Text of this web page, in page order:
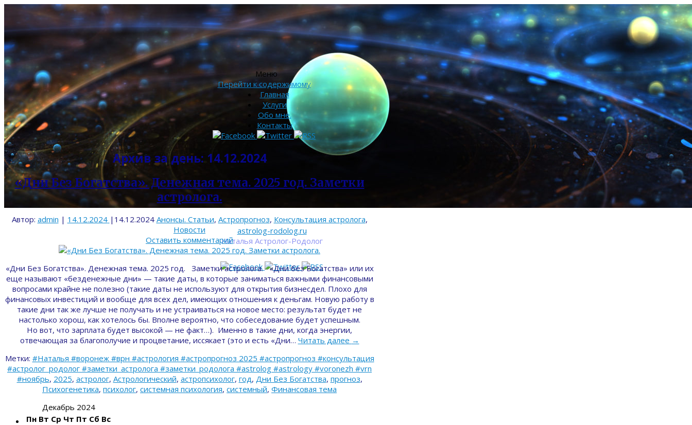
astrolog-rodolog.ru
Наталья Астролог-Родолог
Меню
Перейти к содержимому
Главная
Услуги
Обо мне.
Контакты
Архив за день: 14.12.2024
«Дни Без Богатства». Денежная тема. 2025 год. Заметки
астролога.
Автор: admin | 14.12.2024 | 14.12.2024 Анонсы. Статьи, Астропрогноз, Консультация астролога,
Новости
Оставить комментарий
«Дни Без Богатства». Денежная тема. 2025 год. Заметки астролога. «Дни без Богатства» или их
еще называют «безденежные дни» — такие даты, в которые заниматься важными финансовыми
вопросами крайне не полезно (такие даты не используют для открытия бизнесдел. Плохо для
финансовых инвестиций и вообще для всех дел, имеющих отношения к деньгам. Новую работу в
такие дни так же лучше не получать и не устраиваться на новое место: результат будет не
настолько хорош, как хотелось бы. Вполне вероятно, что собеседование будет успешным.
Но вот, что зарплата будет высокой — не факт…). Именно в такие дни, когда энергии,
отвечающая за благополучие и процветание, иссякает (это и есть «Дни… Читать далее →
Метки: #Наталья #воронеж #врн #астрология #астропрогноз 2025 #астропрогноз #консультация
#астролог_родолог #заметки_астролога #заметки_родолога #astrolog #astrology #voronezh #vrn
#ноябрь, 2025, астролог, Астрологический, астропсихолог, год, Дни Без Богатства, прогноз,
Психогенетика, психолог, системная психология, системный, Финансовая тема
Декабрь 2024
Пн Вт Ср Чт Пт Сб Вс